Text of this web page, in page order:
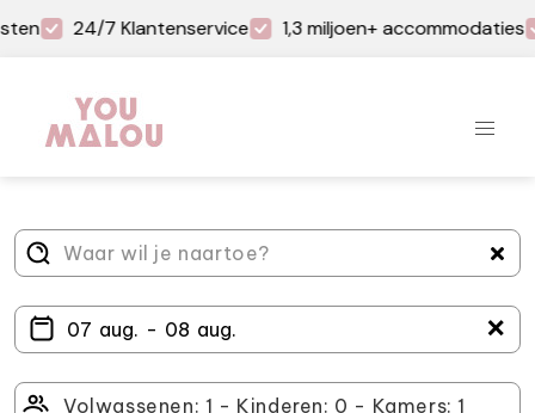
24/7 Klantenservice 1,3 miljoen+ accommodaties
＋